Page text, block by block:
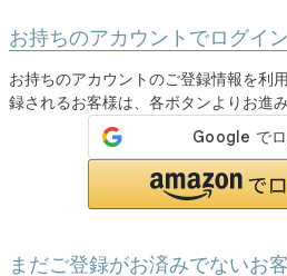
お持ちのアカウントでログイ
お持ちのアカウントのご登録情報を利
録されるお客様は、各ボタンよりお進み
まだご登録がお済みでないお